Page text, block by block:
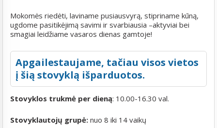
Mokomės riedėti, laviname pusiausvyrą, stipriname kūną,
ugdome pasitikėjimą savimi ir svarbiausia –aktyviai bei
smagiai leidžiame vasaros dienas gamtoje!
Apgailestaujame, tačiau visos vietos
į šią stovyklą išparduotos.
Stovyklos trukmė per dieną: 10.00-16.30 val.
Stovyklautojų grupė: nuo 8 iki 14 vaikų